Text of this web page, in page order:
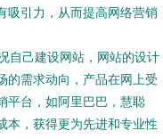
吸引力，从而提高网络营销
自己建设网站，网站的设计
的需求动向，产品在网上受
平台，如阿里巴巴，慧聪
本，获得更为先进和专业性